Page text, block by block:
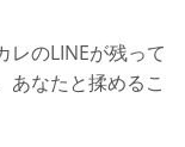
レのLINEが残って
あなたと揉めるこ